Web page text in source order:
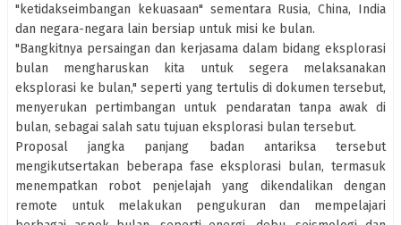
"ketidakseimbangan kekuasaan" sementara Rusia, China, India
dan negara-negara lain bersiap untuk misi ke bulan.
"Bangkitnya persaingan dan kerjasama dalam bidang eksplorasi
bulan mengharuskan kita untuk segera melaksanakan
eksplorasi ke bulan," seperti yang tertulis di dokumen tersebut,
menyerukan pertimbangan untuk pendaratan tanpa awak di
bulan, sebagai salah satu tujuan eksplorasi bulan tersebut.
Proposal jangka panjang badan antariksa tersebut
mengikutsertakan beberapa fase eksplorasi bulan, termasuk
menempatkan robot penjelajah yang dikendalikan dengan
remote untuk melakukan pengukuran dan mempelajari